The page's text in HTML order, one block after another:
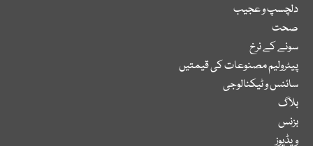
دلچسپ و عجیب
صحت
سونے کے نرخ
پیٹرولیم مصنوعات کی قیمتیں
سائنس و ٹیکنالوجی
بلاگ
بزنس
ویڈیوز